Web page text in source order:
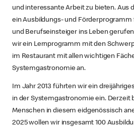
und interessante Arbeit zu bieten. Aus
ein Ausbildungs- und
und Berufseinsteiger ins Leben
wir ein Lernprogramm mit den
im Restaurant mit allen wichtigen
Systemgastronomie an.
Im Jahr 2013 führten wir ein
in der Systemgastronomie ein. Derzeit
Menschen in diesem eidgenössisch
2025 wollen wir insgesamt 100